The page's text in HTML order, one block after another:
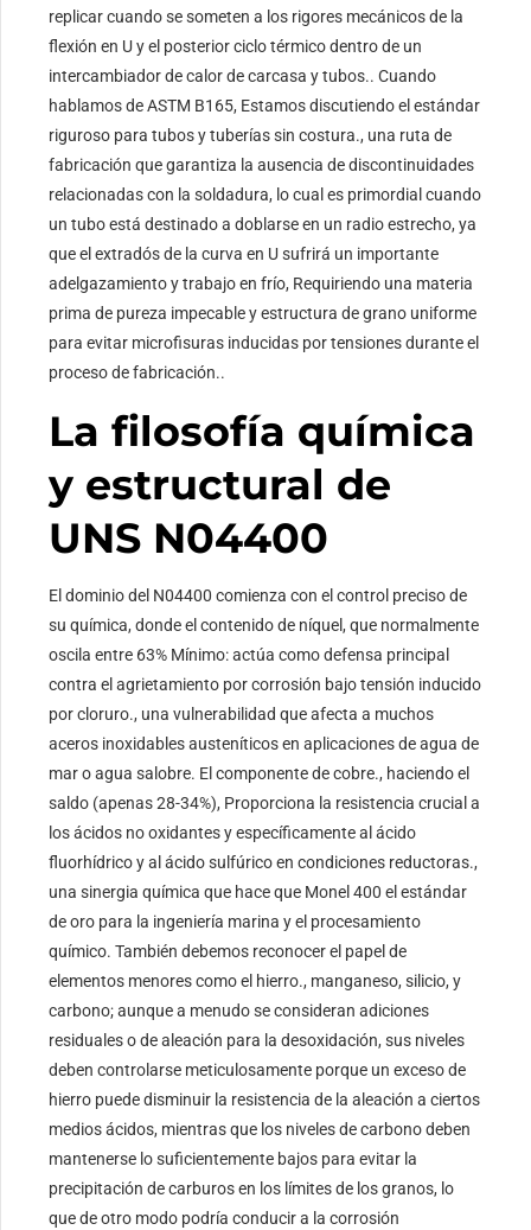
replicar cuando se someten a los rigores mecánicos de la
flexión en U y el posterior ciclo térmico dentro de un
intercambiador de calor de carcasa y tubos.. Cuando
hablamos de ASTM B165, Estamos discutiendo el estándar
riguroso para tubos y tuberías sin costura., una ruta de
fabricación que garantiza la ausencia de discontinuidades
relacionadas con la soldadura, lo cual es primordial cuando
un tubo está destinado a doblarse en un radio estrecho, ya
que el extradós de la curva en U sufrirá un importante
adelgazamiento y trabajo en frío, Requiriendo una materia
prima de pureza impecable y estructura de grano uniforme
para evitar microfisuras inducidas por tensiones durante el
proceso de fabricación..
La filosofía química
y estructural de
UNS N04400
El dominio del N04400 comienza con el control preciso de
su química, donde el contenido de níquel, que normalmente
oscila entre 63% Mínimo: actúa como defensa principal
contra el agrietamiento por corrosión bajo tensión inducido
por cloruro., una vulnerabilidad que afecta a muchos
aceros inoxidables austeníticos en aplicaciones de agua de
mar o agua salobre. El componente de cobre., haciendo el
saldo (apenas 28-34%), Proporciona la resistencia crucial a
los ácidos no oxidantes y específicamente al ácido
fluorhídrico y al ácido sulfúrico en condiciones reductoras.,
una sinergia química que hace que Monel 400 el estándar
de oro para la ingeniería marina y el procesamiento
químico. También debemos reconocer el papel de
elementos menores como el hierro., manganeso, silicio, y
carbono; aunque a menudo se consideran adiciones
residuales o de aleación para la desoxidación, sus niveles
deben controlarse meticulosamente porque un exceso de
hierro puede disminuir la resistencia de la aleación a ciertos
medios ácidos, mientras que los niveles de carbono deben
mantenerse lo suficientemente bajos para evitar la
precipitación de carburos en los límites de los granos, lo
que de otro modo podría conducir a la corrosión